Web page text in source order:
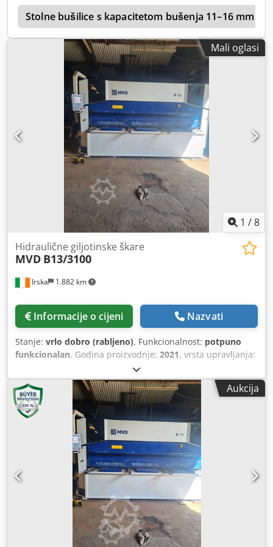
Stolne bušilice s kapacitetom bušenja 11–16 mm
Mali oglasi
1 /8
Irska 1.882 km
Hidraulične giljotinske škare
MVD B13/3100
Informacije o cijeni Nazvati
Stanje: vrlo dobro (rabljeno), Funkcionalnost: potpuno
funkcionalan, Godina proizvodnje: 2021, vrsta upravljanja:
, stupanj automatizacije:
tip pogona:hidraulički, proizvođač kontrolera:Elgo, model
upravljača:
P40T , radna širina:3.100 mm
, kut rezanja
(min.):
, kut rezanja (maks.):3 °, frekvencija udaraca
(min.):
8 okr/min, maksimalna frekvencija hodova:
, maks. debljina lima:
, maksimalna
debljina aluminijskog lima:10 mm, maks. debljina čeličnog
, maksimalna debljina lima od nehrđajućeg
čelika:
, podešavanje stražnjeg graničnika:
upravljano CNC-om
, stražnji graničnik: 1.000 mm
22 kW (29,91 KS), ulazni napon:400 V , ulazna struja:
ulazna frekvencija:50 Hz, vrsta ulazne struje:
ukupna masa:
12.000 kg, ukupna duljina:4.000 mm
ukupna širina:2.200 mm, ukupna visina:2.100 mm
Aukcija